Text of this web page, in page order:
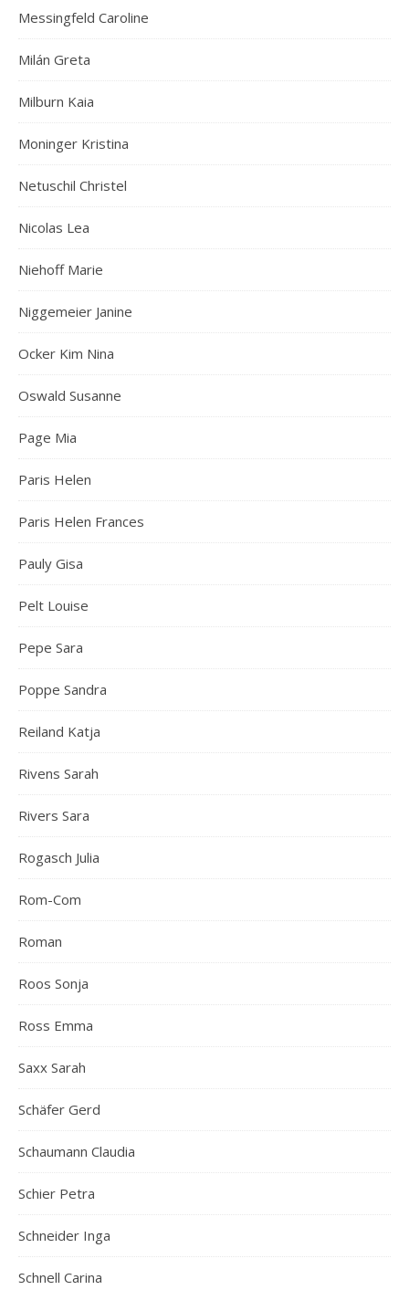
Messingfeld Caroline
Milán Greta
Milburn Kaia
Moninger Kristina
Netuschil Christel
Nicolas Lea
Niehoff Marie
Niggemeier Janine
Ocker Kim Nina
Oswald Susanne
Page Mia
Paris Helen
Paris Helen Frances
Pauly Gisa
Pelt Louise
Pepe Sara
Poppe Sandra
Reiland Katja
Rivens Sarah
Rivers Sara
Rogasch Julia
Rom-Com
Roman
Roos Sonja
Ross Emma
Saxx Sarah
Schäfer Gerd
Schaumann Claudia
Schier Petra
Schneider Inga
Schnell Carina